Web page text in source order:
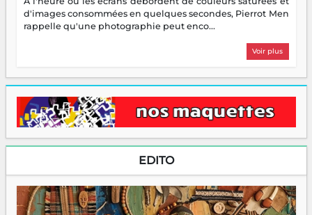
d'images consommées en quelques secondes, Pierrot Men
rappelle qu'une photographie peut enco...
Voir plus
EDITO